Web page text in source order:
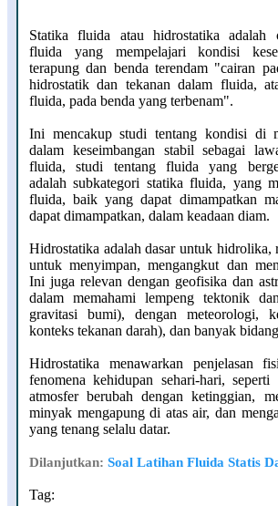
Statika fluida atau hidrostatika adalah
fluida yang mempelajari kondisi
terapung dan benda terendam "cairan
hidrostatik dan tekanan dalam fluida,
fluida, pada benda yang terbenam".
Ini mencakup studi tentang kondisi di
dalam keseimbangan stabil sebagai
fluida, studi tentang fluida yang
adalah subkategori statika fluida, yang
fluida, baik yang dapat dimampatkan
dapat dimampatkan, dalam keadaan diam.
Hidrostatika adalah dasar untuk hidrolika,
untuk menyimpan, mengangkut dan
Ini juga relevan dengan geofisika dan
dalam memahami lempeng tektonik
gravitasi bumi), dengan meteorologi,
konteks tekanan darah), dan banyak
Hidrostatika menawarkan penjelasan
fenomena kehidupan sehari-hari, seperti
atmosfer berubah dengan ketinggian,
minyak mengapung di atas air, dan
yang tenang selalu datar.
Dilanjutkan: Soal Latihan Fluida Statis
Tag: